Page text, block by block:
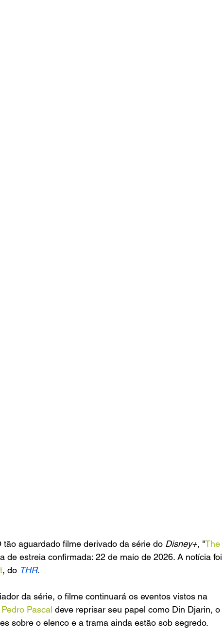
tão aguardado filme derivado da série do Disney+, "The
de estreia confirmada: 22 de maio de 2026. A notícia foi
, do THR.
da série, o filme continuará os eventos vistos na
Pedro Pascal deve reprisar seu papel como Din Djarin, o
sobre o elenco e a trama ainda estão sob segredo.